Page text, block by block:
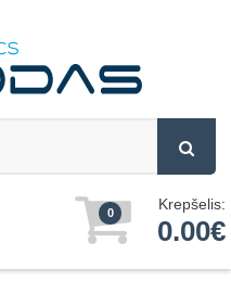
0 Krepšelis:
0.00€